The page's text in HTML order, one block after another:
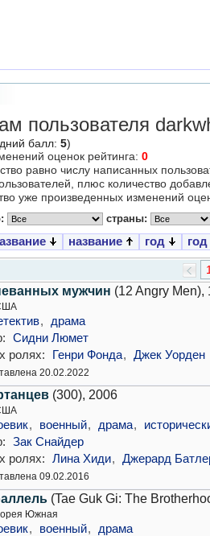
пользователя
балл: 5)
оценок рейтинга: 0
равно числу написанных
плюс количество
уже произведенных изменений
страны:
название год год
мужчин (12 Angry Men),
,
драма
Сидни Люмет
ролях:
Генри Фонда, Джек Уорден
20.02.2022
(300), 2006
, военный, драма,
Зак Снайдер
ролях: Лина Хиди, Джерард
09.02.2016
(Tae Guk Gi: The
Южная
, военный,
драма